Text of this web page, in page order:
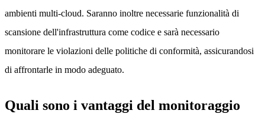
ambienti multi-cloud. Saranno inoltre necessarie funzionalità di
scansione dell'infrastruttura come codice e sarà necessario
monitorare le violazioni delle politiche di conformità, assicurandosi
di affrontarle in modo adeguato.
Quali sono i vantaggi del monitoraggio